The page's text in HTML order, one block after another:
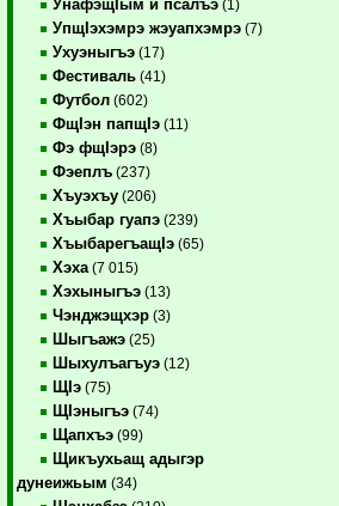
УнафэщIым и псалъэ (1)
УпщIэхэмрэ жэуапхэмрэ (7)
Ухуэныгъэ (17)
Фестиваль (41)
Футбол (602)
ФщIэн папщIэ (11)
Фэ фщIэрэ (8)
Фэеплъ (237)
Хъуэхъу (206)
Хъыбар гуапэ (239)
ХъыбарегъащIэ (65)
Хэха (7 015)
Хэхыныгъэ (13)
Чэнджэщхэр (3)
Шыгъажэ (25)
Шыхулъагъуэ (12)
ЩIэ (75)
ЩIэныгъэ (74)
Щапхъэ (99)
Щикъухьащ адыгэр
дунеижьым (34)